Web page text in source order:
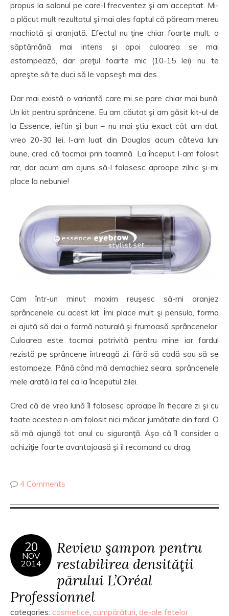
propus la salonul pe care-l frecventez şi am acceptat. Mi-
a plăcut mult rezultatul şi mai ales faptul că păream mereu
machiată şi aranjată. Efectul nu ţine chiar foarte mult, o
săptămână mai intens şi apoi culoarea se mai
estompează, dar preţul foarte mic (10-15 lei) nu te
opreşte să te duci să le vopseşti mai des.
Dar mai există o variantă care mi se pare chiar mai bună.
Un kit pentru sprâncene. Eu am căutat şi am găsit kit-ul de
la Essence, ieftin şi bun – nu mai ştiu exact cât am dat,
vreo 20-30 lei, l-am luat din Douglas acum câteva luni
bune, cred că tocmai prin toamnă. La început l-am folosit
rar, dar acum am ajuns să-l folosesc aproape zilnic şi-mi
place la nebunie!
Cam într-un minut maxim reuşesc să-mi aranjez
sprâncenele cu acest kit. Îmi place mult şi pensula, forma
ei ajută să dai o formă naturală şi frumoasă sprâncenelor.
Culoarea este tocmai potrivită pentru mine iar fardul
rezistă pe sprâncene întreagă zi, fără să cadă sau să se
estompeze. Până când mă demachiez seara, sprâncenele
mele arată la fel ca la începutul zilei.
Cred că de vreo lună îl folosesc aproape în fiecare zi şi cu
toate acestea n-am folosit nici măcar jumătate din fard. O
să mă ajungă tot anul cu siguranţă. Aşa că îl consider o
achiziţie foarte avantajoasă şi îl recomand cu drag.
4 Comments
20
NOV
2014
Review şampon pentru
restabilirea densităţii
părului L’Oréal
Professionnel
categories: cosmetice cumpărături de-ale fetelor